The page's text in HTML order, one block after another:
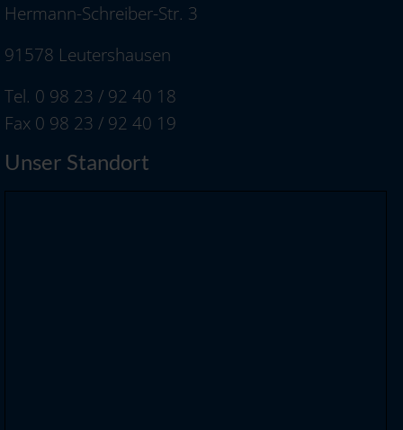
Hermann-Schreiber-Str. 3
91578 Leutershausen
Tel. 0 98 23 / 92 40 18
Fax 0 98 23 / 92 40 19
Unser Standort